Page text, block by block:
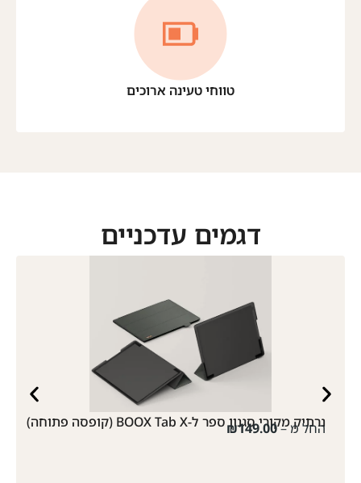
טווחי טעינה ארוכים
דגמים עדכניים
נרתיק מקורי סגנון ספר ל-BOOX Tab X (קופסה פתוחה)
החל מ – ₪149.00